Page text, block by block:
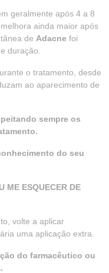
geralmente após 4 a 8
ainda maior após
de Adacne foi
duração.
o tratamento, desde
ao aparecimento de
sempre os
do seu
ME ESQUECER DE
volte a aplicar
uma aplicação extra.
do farmacêutico ou